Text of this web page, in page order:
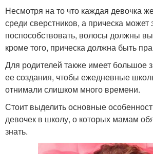
Несмотря на то что каждая девочка
среди сверстников, а прическа может
поспособствовать, волосы должны
кроме того, прическа должна быть
Для родителей также имеет большое
ее создания, чтобы ежедневные
отнимали слишком много времени.
Стоит выделить основные
девочек в школу, о которых мамам
знать.